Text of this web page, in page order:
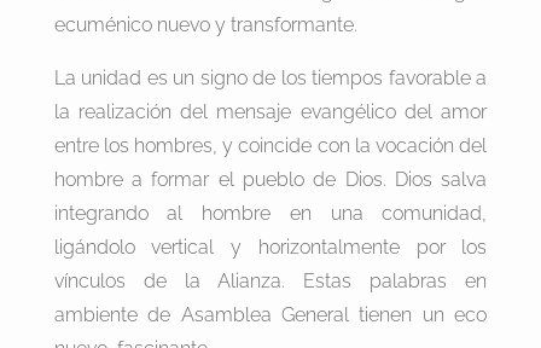
ecuménico nuevo y transformante.
La unidad es un signo de los tiempos favorable a
la realización del mensaje evangélico del amor
entre los hombres, y coincide con la vocación del
hombre a formar el pueblo de Dios. Dios salva
integrando al hombre en una comunidad,
ligándolo vertical y horizontalmente por los
vínculos de la Alianza. Estas palabras en
ambiente de Asamblea General tienen un eco